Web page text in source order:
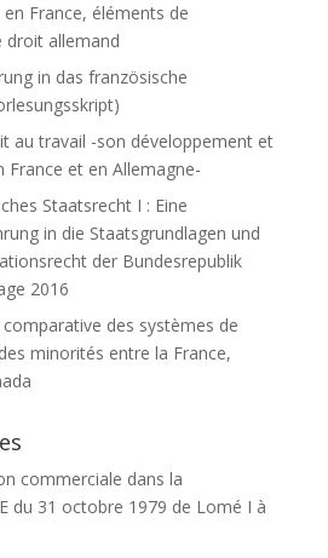
en France, éléments de
droit allemand
in das französische
au travail -son développement et
France et en Allemagne-
Staatsrecht I : Eine
in die Staatsgrundlagen und
der Bundesrepublik
2016
comparative des systèmes de
minorités entre la France,
commerciale dans la
du 31 octobre 1979 de Lomé I à